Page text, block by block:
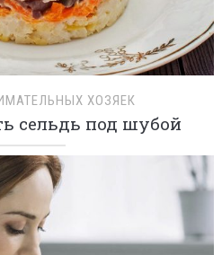
ХОЗЯЕК
сельдь под шубой